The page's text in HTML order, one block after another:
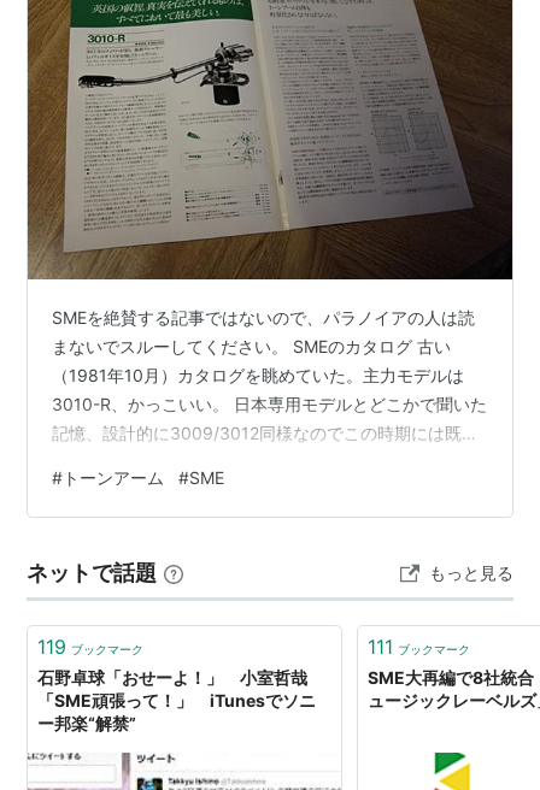
SMEを絶賛する記事ではないので、パラノイアの人は読
まないでスルーしてください。 SMEのカタログ 古い
（1981年10月）カタログを眺めていた。主力モデルは
3010-R、かっこいい。 日本専用モデルとどこかで聞いた
記憶、設計的に3009/3012同様なのでこの時期には既に
アームを使い始めた後の時期。 貧乏学生は気になった物
を全部買うわけにはいかない、雑誌の記事を読み漁り秋
カーにもカタログ請求（はがきを出すと送ってくれると
ころが多かった）して情報収集し当時考えられるもっと
も現実的な選択をし、そ…
# トーンアーム #SME
ネットで話題 もっと見る
119 ブックマーク
石野卓球「おせーよ！」 小室哲哉
「SME頑張って！」 iTunesでソニ
ー邦楽“解禁”
111 ブックマーク
SME大再編で8社統
ュージックレーベル